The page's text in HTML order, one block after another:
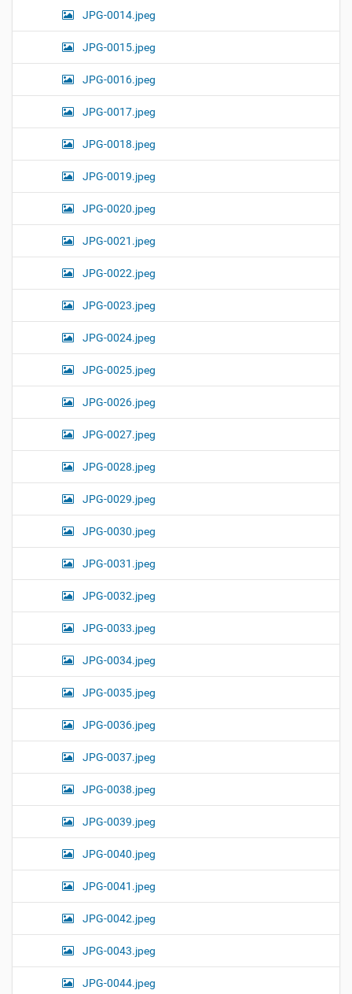
JPG-0014.jpeg
JPG-0015.jpeg
JPG-0016.jpeg
JPG-0017.jpeg
JPG-0018.jpeg
JPG-0019.jpeg
JPG-0020.jpeg
JPG-0021.jpeg
JPG-0022.jpeg
JPG-0023.jpeg
JPG-0024.jpeg
JPG-0025.jpeg
JPG-0026.jpeg
JPG-0027.jpeg
JPG-0028.jpeg
JPG-0029.jpeg
JPG-0030.jpeg
JPG-0031.jpeg
JPG-0032.jpeg
JPG-0033.jpeg
JPG-0034.jpeg
JPG-0035.jpeg
JPG-0036.jpeg
JPG-0037.jpeg
JPG-0038.jpeg
JPG-0039.jpeg
JPG-0040.jpeg
JPG-0041.jpeg
JPG-0042.jpeg
JPG-0043.jpeg
JPG-0044.jpeg